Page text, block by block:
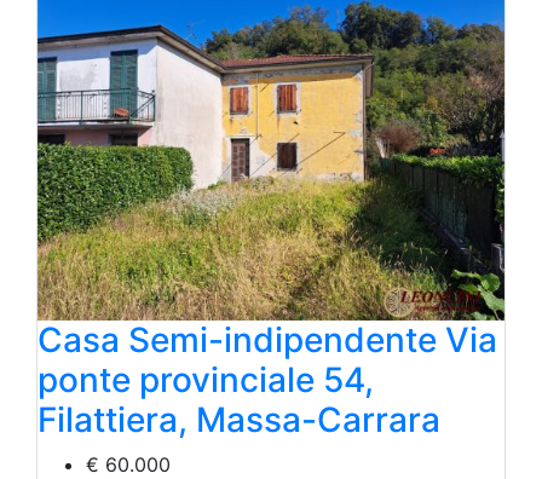
Casa Semi-indipendente Via
ponte provinciale 54,
Filattiera, Massa-Carrara
€ 60.000